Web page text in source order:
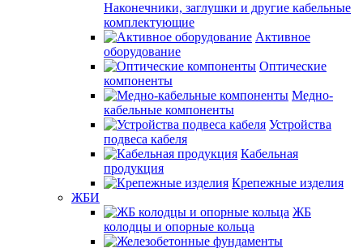
Наконечники, заглушки и другие кабельные
комплектующие
Активное
оборудование
Оптические
компоненты
Медно-
кабельные компоненты
Устройства
подвеса кабеля
Кабельная
продукция
Крепежные изделия
ЖБИ
ЖБ
колодцы и опорные кольца